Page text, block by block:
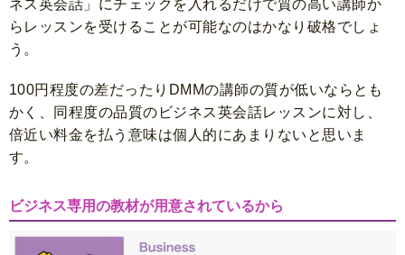
ネス英会話」にチェックを入れるだけで質の高い講師か
らレッスンを受けることが可能なのはかなり破格でしょ
う。
100円程度の差だったりDMMの講師の質が低いならとも
かく、同程度の品質のビジネス英会話レッスンに対し、
倍近い料金を払う意味は個人的にあまりないと思いま
す。
ビジネス専用の教材が用意されているから